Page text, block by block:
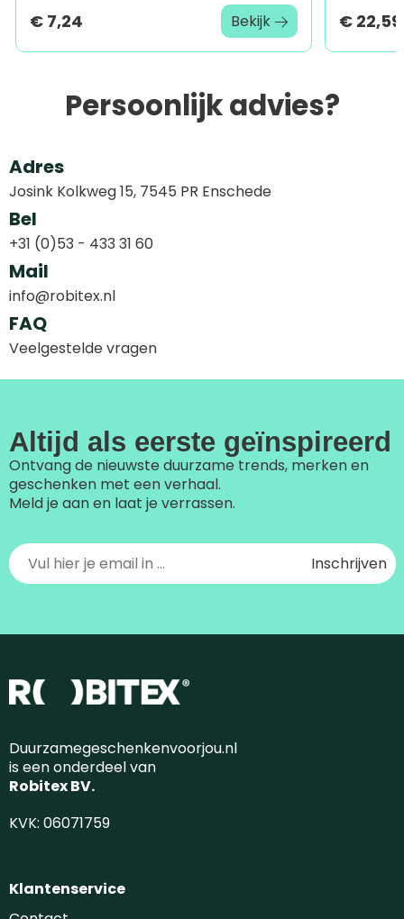
€ 7,24 Bekijk € 22,59
Persoonlijk advies?
Adres
Josink Kolkweg 15, 7545 PR Enschede
Bel
+31 (0)53 - 433 31 60
Mail
info@robitex.nl
FAQ
Veelgestelde vragen
Altijd als eerste geïnspireerd
Ontvang de nieuwste duurzame trends, merken en
geschenken met een verhaal.
Meld je aan en laat je verrassen.
Duurzamegeschenkenvoorjou.nl
is een onderdeel van
Robitex BV.
KVK: 06071759
Klantenservice